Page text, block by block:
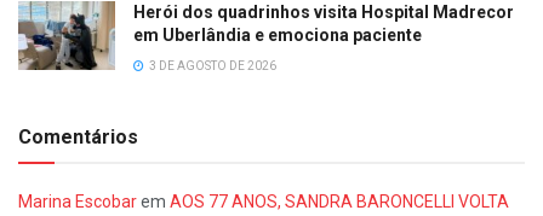
Herói dos quadrinhos visita Hospital Madrecor
em Uberlândia e emociona paciente
3 DE AGOSTO DE 2026
Comentários
Marina Escobarem AOS 77 ANOS, SANDRA BARONCELLI VOLTA